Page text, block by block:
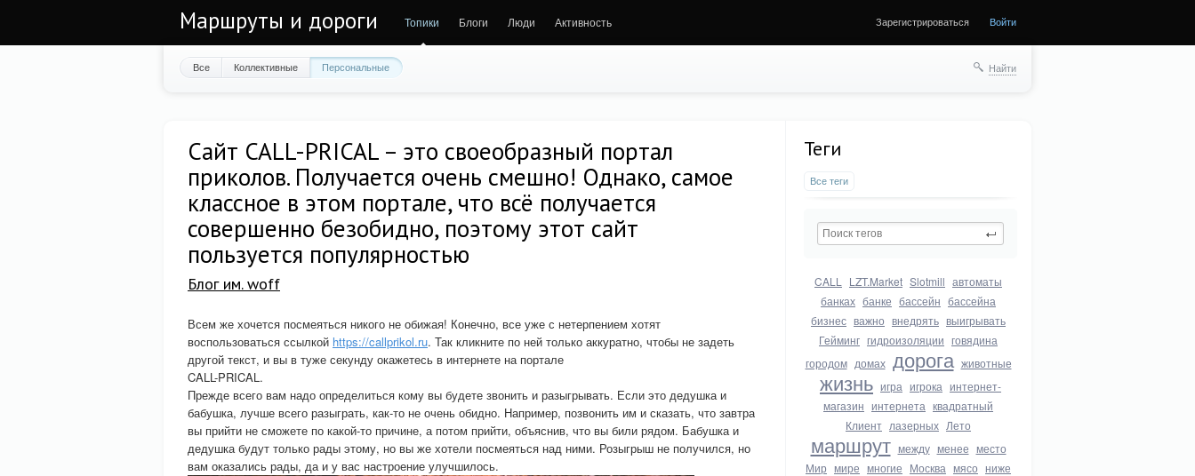
Маршруты и дороги Топики Блоги Люди Активность Зарегистрироваться Войти
Все Коллективные Персональные Найти
Теги
Все теги
CALL LZT.Market Slotmill автоматы
банках банке бассейн бассейна
бизнес важно внедрять выигрывать
Гейминг гидроизоляции говядина
городом домах дорога животные
жизнь игра игрока интернет-
магазин интернета квадратный
Клиент лазерных Лето
маршрут между менее место
Мир мире многие Москва мясо ниже
Сайт CALL-PRICAL – это своеобразный портал
приколов. Получается очень смешно! Однако, самое
классное в этом портале, что всё получается
совершенно безобидно, поэтому этот сайт
пользуется популярностью
Блог им. woff
Всем же хочется посмеяться никого не обижая! Конечно, все уже с нетерпением хотят
воспользоваться ссылкой https://callprikol.ru. Так кликните по ней только аккуратно, чтобы не задеть
другой текст, и вы в туже секунду окажетесь в интернете на портале
CALL-PRICAL.
Прежде всего вам надо определиться кому вы будете звонить и разыгрывать. Если это дедушка и
бабушка, лучше всего разыграть, как-то не очень обидно. Например, позвонить им и сказать, что завтра
вы прийти не сможете по какой-то причине, а потом прийти, объяснив, что вы били рядом. Бабушка и
дедушка будут только рады этому, но вы же хотели посмеяться над ними. Розыгрыш не получился, но
вам оказались рады, да и у вас настроение улучшилось.